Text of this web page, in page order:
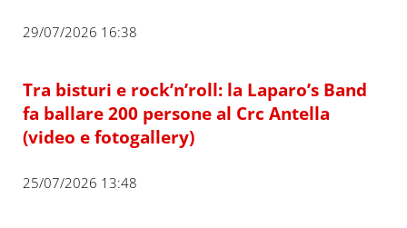
29/07/2026 16:38
Tra bisturi e rock’n’roll: la Laparo’s Band
fa ballare 200 persone al Crc Antella
(video e fotogallery)
25/07/2026 13:48